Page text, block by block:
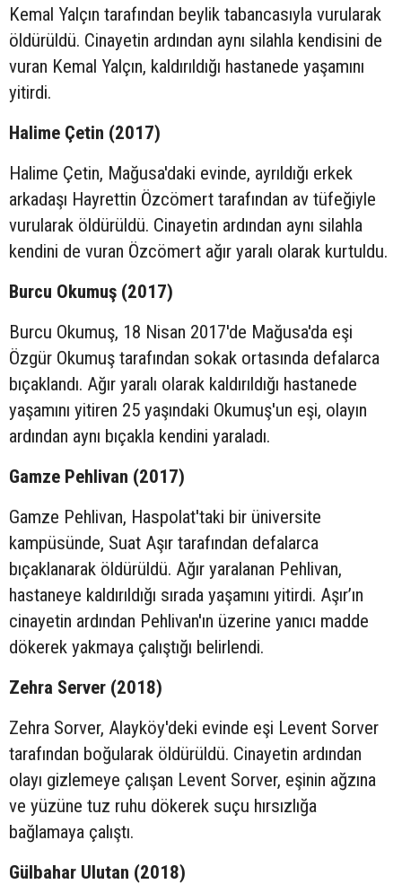
Kemal Yalçın tarafından beylik tabancasıyla vurularak
öldürüldü. Cinayetin ardından aynı silahla kendisini de
vuran Kemal Yalçın, kaldırıldığı hastanede yaşamını
yitirdi.
Halime Çetin (2017)
Halime Çetin, Mağusa'daki evinde, ayrıldığı erkek
arkadaşı Hayrettin Özcömert tarafından av tüfeğiyle
vurularak öldürüldü. Cinayetin ardından aynı silahla
kendini de vuran Özcömert ağır yaralı olarak kurtuldu.
Burcu Okumuş (2017)
Burcu Okumuş, 18 Nisan 2017'de Mağusa'da eşi
Özgür Okumuş tarafından sokak ortasında defalarca
bıçaklandı. Ağır yaralı olarak kaldırıldığı hastanede
yaşamını yitiren 25 yaşındaki Okumuş'un eşi, olayın
ardından aynı bıçakla kendini yaraladı.
Gamze Pehlivan (2017)
Gamze Pehlivan, Haspolat'taki bir üniversite
kampüsünde, Suat Aşır tarafından defalarca
bıçaklanarak öldürüldü. Ağır yaralanan Pehlivan,
hastaneye kaldırıldığı sırada yaşamını yitirdi. Aşır’ın
cinayetin ardından Pehlivan'ın üzerine yanıcı madde
dökerek yakmaya çalıştığı belirlendi.
Zehra Server (2018)
Zehra Sorver, Alayköy'deki evinde eşi Levent Sorver
tarafından boğularak öldürüldü. Cinayetin ardından
olayı gizlemeye çalışan Levent Sorver, eşinin ağzına
ve yüzüne tuz ruhu dökerek suçu hırsızlığa
bağlamaya çalıştı.
Gülbahar Ulutan (2018)